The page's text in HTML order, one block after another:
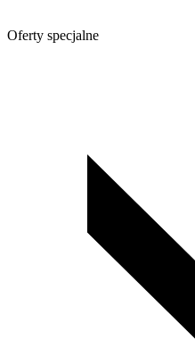
Oferty specjalne